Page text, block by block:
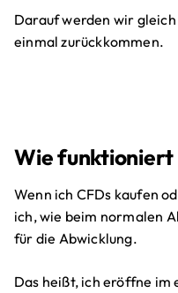
Darauf werden wir
einmal zurückkommen.
Wie funktioniert
Wenn ich CFDs kaufen
ich, wie beim normalen
für die Abwicklung.
Das heißt, ich eröffne